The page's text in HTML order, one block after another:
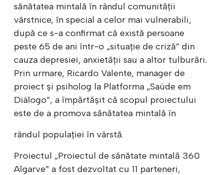
sănătatea mintală în rândul comunității
vârstnice, în special a celor mai vulnerabili,
după ce s-a confirmat că există persoane
peste 65 de ani într-o „situație de criză” din
cauza depresiei, anxietății sau a altor tulburări.
Prin urmare, Ricardo Valente, manager de
proiect și psiholog la Platforma „Saúde em
Diálogo”, a împărtășit că scopul proiectului
este de a promova sănătatea mintală în
rândul populației în vârstă.
Proiectul „Proiectul de sănătate mintală 360
Algarve” a fost dezvoltat cu 11 parteneri,